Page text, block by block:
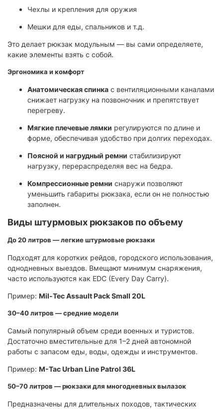
Чехлы и крепления для оружия
Мешки для еды, спальников и т.д.
Это делает рюкзак модульным — вы сами определяете,
какие элементы взять с собой.
Эргономика и комфорт
Анатомическая спинка с вентиляционными каналами
снижает нагрузку на позвоночник и препятствует
перегреву.
Мягкие плечевые лямки регулируются по длине и
форме, обеспечивая удобство при долгих переходах.
Поясной и нагрудный ремни стабилизируют
нагрузку, перераспределяя вес на бедра.
Компрессионные ремни снаружи позволяют
уменьшить габариты рюкзака, если он не полностью
заполнен.
Виды штурмовых рюкзаков по объему
До 20 литров — легкие штурмовые рюкзаки
Подходят для коротких рейдов, городского использования,
однодневных выездов. Вмещают минимум снаряжения,
часто используются как EDC (Every Day Carry).
Пример: Mil-Tec Assault Pack Small 20L
30–40 литров — средние модели
Самый популярный объем среди военных и туристов.
Достаточно вместительные для 1–2 дней автономной
работы с запасом еды, воды, одежды и инструментов.
Пример: M-Tac Urban Line Patrol 36L
50–70 литров — рюкзаки для многодневных вылазок
Предназначены для длительных походов, тактических